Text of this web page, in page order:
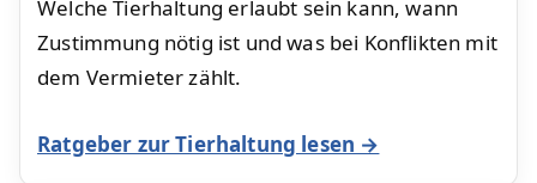
Welche Tierhaltung erlaubt sein kann, wann
Zustimmung nötig ist und was bei Konflikten mit
dem Vermieter zählt.
Ratgeber zur Tierhaltung lesen →